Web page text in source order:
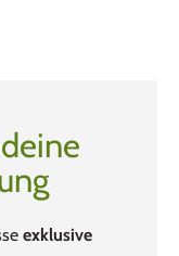
exklusive